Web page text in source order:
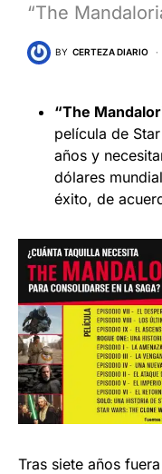
“The
BY CERTEZA DIARIO
“The
película de
años y
dólares
éxito, de
Tras siete años